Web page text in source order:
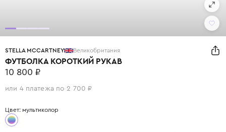
STELLA MCCARTNEY Великобритания
ФУТБОЛКА КОРОТКИЙ РУКАВ
10 800 ₽
или 4 платежа по 2 700 ₽
Цвет: мультиколор